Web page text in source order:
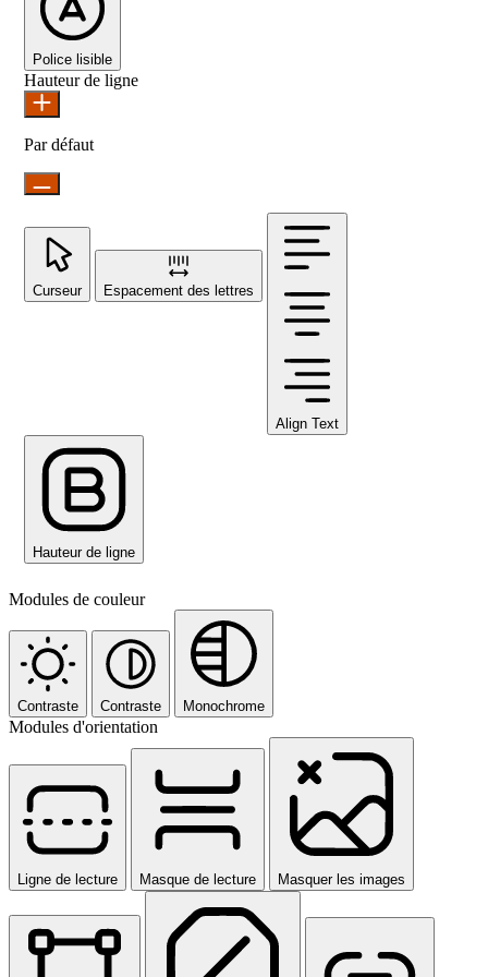
Police lisible
Hauteur de ligne
Par défaut
Curseur Espacement des lettres
Align Text
Hauteur de ligne
Modules de couleur
Contraste Contraste Monochrome
Modules d'orientation
Ligne de lecture Masque de lecture Masquer les images